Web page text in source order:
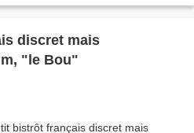
discret mais
"le Bou"